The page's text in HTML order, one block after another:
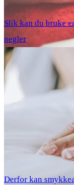
Slik kan du bruke
negler
Derfor kan